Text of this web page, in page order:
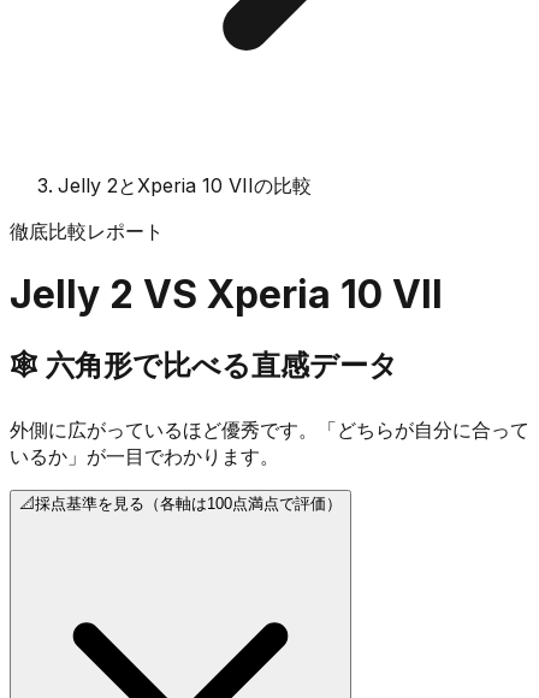
Jelly 2とXperia 10 VIIの比較
徹底比較レポート
Jelly 2 VS Xperia 10 VII
🕸️ 六角形で比べる直感データ
外側に広がっているほど優秀です。「どちらが自分に合って
いるか」が一目でわかります。
📐採点基準を見る（各軸は100点満点で評価）